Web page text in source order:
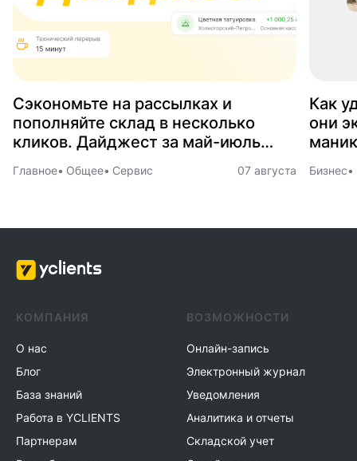
Сэкономьте на рассылках и
пополняйте склад в несколько
кликов. Дайджест за май-июль
Главное Общее Сервис 07 августа
Как
они
Бизнес
КОМПАНИЯ
О нас
Блог
База знаний
Работа в YCLIENTS
Партнерам
ВОЗМОЖНОСТИ
Онлайн-запись
Электронный журнал
Уведомления
Аналитика и отчеты
Складской учет